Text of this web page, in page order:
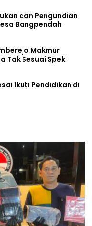
dan Pengundian
Bangpendah
Makmur
Tak Sesuai Spek
Ikuti Pendidikan di